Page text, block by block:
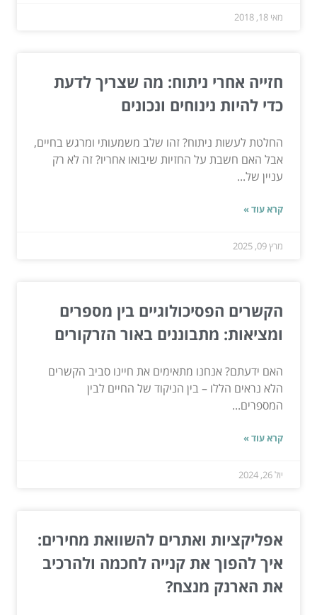
מאי 18, 2018
חזייה אחרי ניתוח: מה שצריך לדעת
כדי להיות נינוחים ונכונים
החלטת לעשות ניתוח? זהו שלב משמעותי ומרגש בחיים,
אבל האם חשבת על החזיות שיבואו אחריו? זה לא רק
עניין של...
קרא עוד »
מרץ 09, 2025
הקשרים הפסיכולוגיים בין מספרים
ומציאות: מתבוננים באור הזרקורים
האם ידעתם? אנחנו מתאימים את חיינו סביב הקשרים
הלא נראים הללו – בין הניקוד של החיים לבין
המספרים...
קרא עוד »
יול 26, 2024
אפליקציות ואתרים להשוואת מחירים:
איך להפוך את קנייה לחכמה ולהרכיב
את הארנק מנצח?